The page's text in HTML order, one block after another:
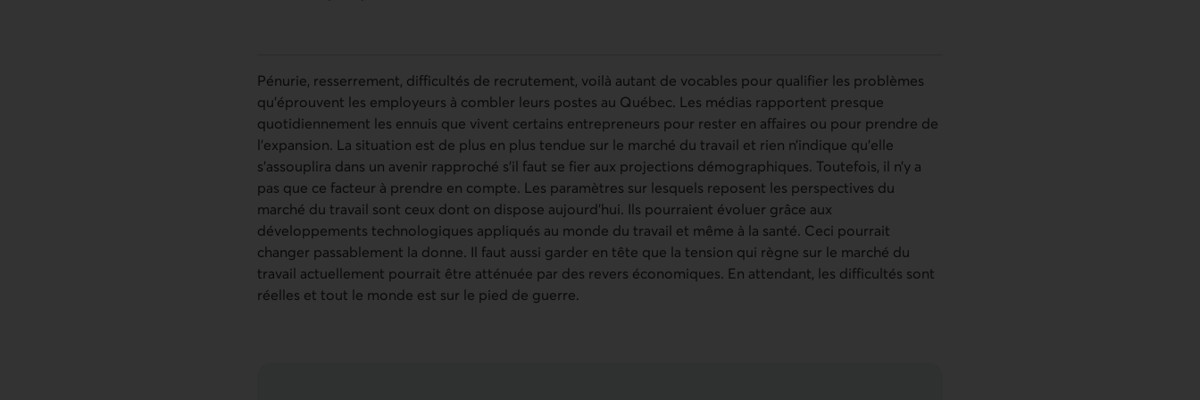
Pénurie, resserrement, difficultés de recrutement, voilà autant de vocables pour qualifier les problèmes
qu’éprouvent les employeurs à combler leurs postes au Québec. Les médias rapportent presque
quotidiennement les ennuis que vivent certains entrepreneurs pour rester en affaires ou pour prendre de
l’expansion. La situation est de plus en plus tendue sur le marché du travail et rien n’indique qu’elle
s’assouplira dans un avenir rapproché s’il faut se fier aux projections démographiques. Toutefois, il n’y a
pas que ce facteur à prendre en compte. Les paramètres sur lesquels reposent les perspectives du
marché du travail sont ceux dont on dispose aujourd’hui. Ils pourraient évoluer grâce aux
développements technologiques appliqués au monde du travail et même à la santé. Ceci pourrait
changer passablement la donne. Il faut aussi garder en tête que la tension qui règne sur le marché du
travail actuellement pourrait être atténuée par des revers économiques. En attendant, les difficultés sont
réelles et tout le monde est sur le pied de guerre.